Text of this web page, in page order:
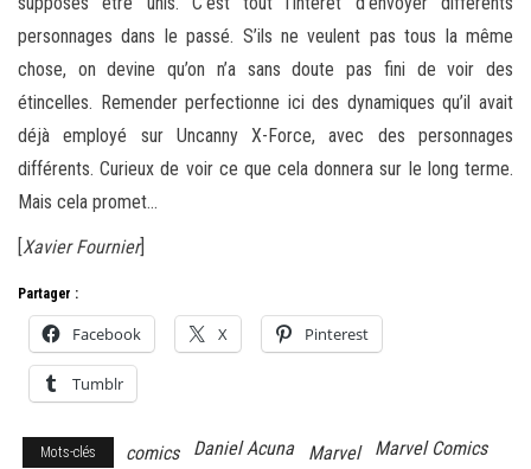
personnages dans le passé. S’ils ne veulent pas tous la même
chose, on devine qu’on n’a sans doute pas fini de voir des
étincelles. Remender perfectionne ici des dynamiques qu’il avait
déjà employé sur Uncanny X-Force, avec des personnages
différents. Curieux de voir ce que cela donnera sur le long terme.
Mais cela promet…
[Xavier Fournier]
Partager :
Facebook X Pinterest
Tumblr
Mots-clés comics Daniel Acuna Marvel
Marvel Comics